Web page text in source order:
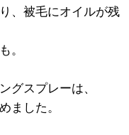
、被毛にオイルが残
。
グスプレーは、
ました。